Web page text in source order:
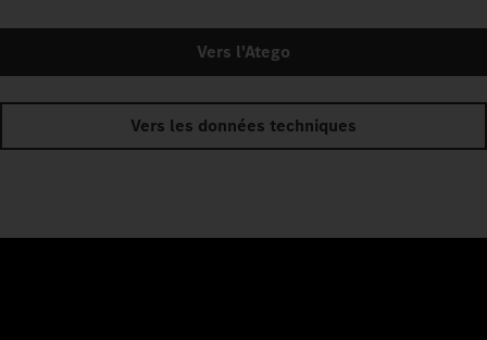
Vers l'Atego
Vers les données techniques